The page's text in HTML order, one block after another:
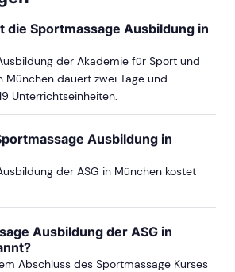
die Sportmassage Ausbildung in
der Akademie für Sport und
München dauert zwei Tage und
Unterrichtseinheiten.
Ausbildung in
der ASG in München kostet
Ausbildung der ASG in
Abschluss des Sportmassage Kurses